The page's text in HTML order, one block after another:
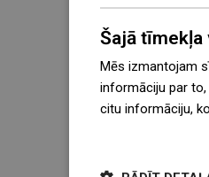
Šajā
Mēs izmantojam
informāciju par
citu informāciju,